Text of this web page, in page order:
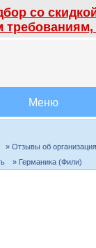
со
Меню
» Отзывы об
» Германика (Фили)